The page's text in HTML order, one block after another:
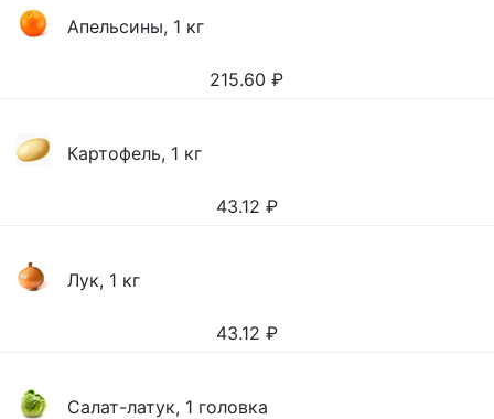
Апельсины, 1 кг
215.60 ₽
Картофель, 1 кг
43.12 ₽
Лук, 1 кг
43.12 ₽
Салат-латук, 1 головка